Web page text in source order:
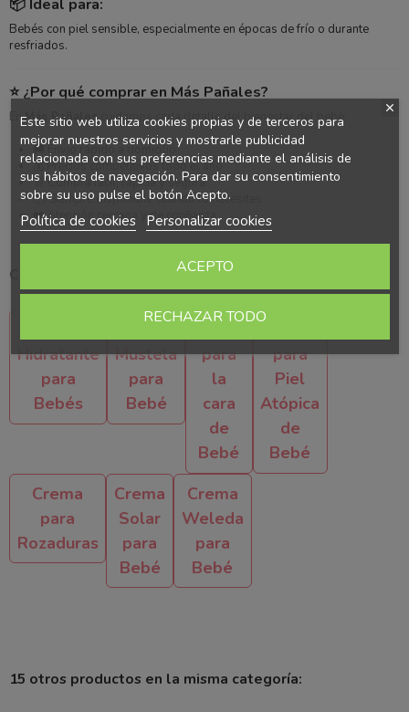
📦 Ideal para:
Bebés con piel sensible, especialmente en épocas de frío o durante
resfriados.
⭐ ¿Por qué comprar en Más Pañales?
EnMás Pañalescuidamos cada detalle del bienestar del bebé:
🚚 Envío rápido a domicilio
💰 Precios competitivos todo el año
🛒 Compra fácil, rápida y segura
📦 Siempre disponible cuando lo necesites
❤️ Atención cercana y de confianza
Categorías relacionadas
Hidratante
para
Bebés
Mustela
para
Bebé
para
la
cara
de
Bebé
para
Piel
Atópica
de
Bebé
Crema
para
Rozaduras
Crema
Solar
para
Bebé
Crema
Weleda
para
Bebé
15 otros productos en la misma categoría:
Este sitio web utiliza cookies propias y de terceros para
mejorar nuestros servicios y mostrarle publicidad
relacionada con sus preferencias mediante el análisis de
sus hábitos de navegación. Para dar su consentimiento
sobre su uso pulse el botón Acepto.
Política de cookies Personalizar cookies
RECHAZAR TODO
ACEPTO